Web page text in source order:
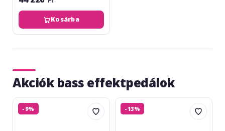
Kosárba
Akciók bass effektpedálok
Fender
Bassman
-9%
Boss
SY--13%